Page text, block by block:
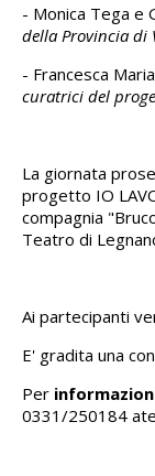
- Monica Tega e
della Provincia di
- Francesca
curatrici del
La giornata
progetto IO
compagnia
Teatro di
Ai partecipanti
E' gradita una
Per
0331/250184